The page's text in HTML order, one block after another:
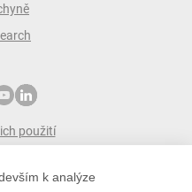
k analýze
použití
Scio